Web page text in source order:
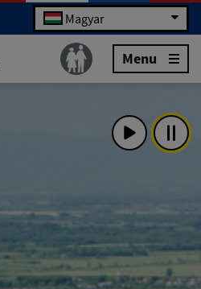
Magyar
Menu